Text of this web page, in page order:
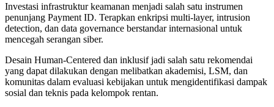
Investasi infrastruktur keamanan menjadi salah satu instrumen
penunjang Payment ID. Terapkan enkripsi multi-layer, intrusion
detection, dan data governance berstandar internasional untuk
mencegah serangan siber.
Desain Human-Centered dan inklusif jadi salah satu rekomendai
yang dapat dilakukan dengan melibatkan akademisi, LSM, dan
komunitas dalam evaluasi kebijakan untuk mengidentifikasi dampak
sosial dan teknis pada kelompok rentan.